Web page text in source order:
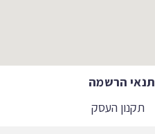
הרשמה
תקנון העסק